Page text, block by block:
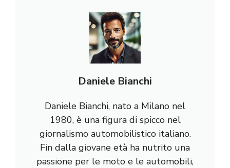
Daniele Bianchi
Daniele Bianchi, nato a Milano nel
1980, è una figura di spicco nel
giornalismo automobilistico italiano.
Fin dalla giovane età ha nutrito una
passione per le moto e le automobili,